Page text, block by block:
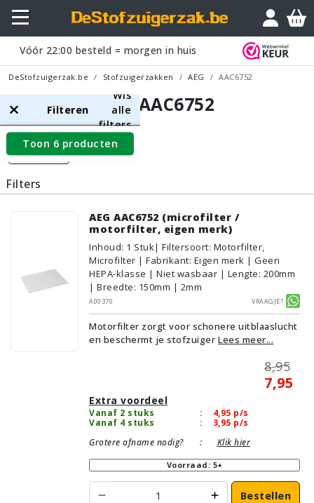
Vóór 22:00 besteld = morgen in huis
DeStofzuigerzak.be Stofzuigerzakken AEG AAC6752
AEG AAC6752
Filters
Filteren
Wis
alle
filters
Toon 6 producten
Filters
AEG AAC6752 (microfilter /
motorfilter, eigen merk)
Inhoud: 1 Stuk| Filtersoort: Motorfilter,
Microfilter | Fabrikant: Eigen merk | Geen
HEPA-klasse | Niet wasbaar | Lengte: 200mm
| Breedte: 150mm | 2mm
A00370
Vraagje?
Motorfilter zorgt voor schonere uitblaaslucht
en beschermt je stofzuiger Lees meer...
8,95
7,95
Extra voordeel
Vanaf 2 stuks : 4,95 p/s
Vanaf 4 stuks
: 3,95 p/s
Grotere afname nodig?
: Klik hier
Voorraad: 5+
Bestellen